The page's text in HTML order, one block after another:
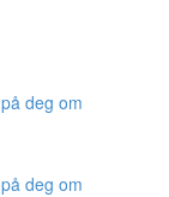
deg om
deg om